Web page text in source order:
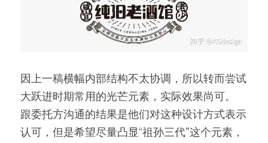
因上一稿横幅内部结构不太协调，所以转而尝试
大跃进时期常用的光芒元素，实际效果尚可。
跟委托方沟通的结果是他们对这种设计方式表示
认可，但是希望尽量凸显“祖孙三代”这个元素，